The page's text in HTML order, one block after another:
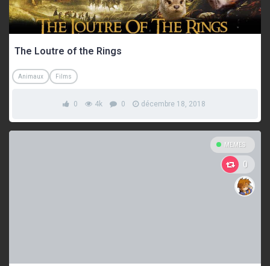
The Loutre of the Rings
Animaux Films
0 4k 0 décembre 18, 2018
MEMES
0